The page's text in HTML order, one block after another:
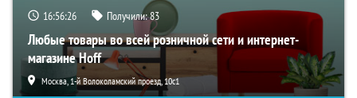
16:56:25 Получили:83
Любые товары во всей розничной сети и интернет-
магазине Hoff
Москва, 1-й Волоколамский проезд, 10с1